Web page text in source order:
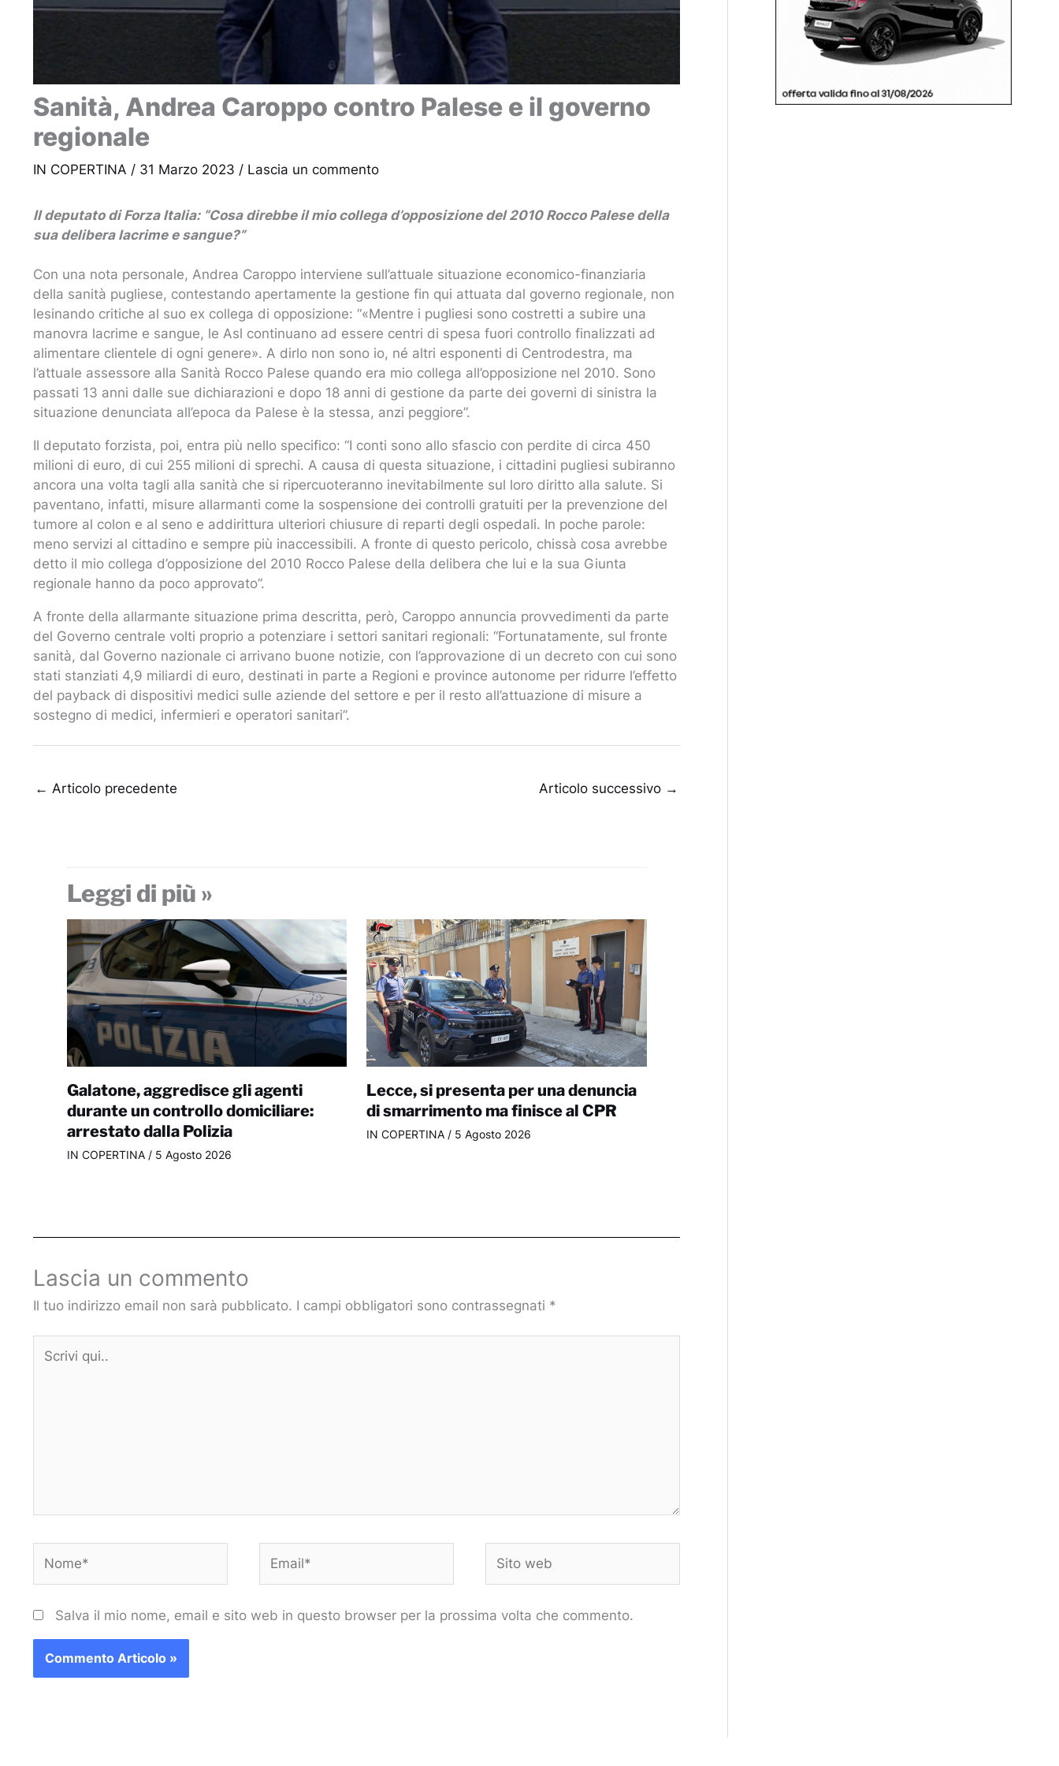
Sanità, Andrea Caroppo contro Palese e il governo
regionale
IN COPERTINA / 31 Marzo 2023 / Lascia un commento
Il deputato di Forza Italia: “Cosa direbbe il mio collega d’opposizione del 2010 Rocco Palese della
sua delibera lacrime e sangue?”
Con una nota personale, Andrea Caroppo interviene sull’attuale situazione economico-finanziaria
della sanità pugliese, contestando apertamente la gestione fin qui attuata dal governo regionale, non
lesinando critiche al suo ex collega di opposizione: “«Mentre i pugliesi sono costretti a subire una
manovra lacrime e sangue, le Asl continuano ad essere centri di spesa fuori controllo finalizzati ad
alimentare clientele di ogni genere». A dirlo non sono io, né altri esponenti di Centrodestra, ma
l’attuale assessore alla Sanità Rocco Palese quando era mio collega all’opposizione nel 2010. Sono
passati 13 anni dalle sue dichiarazioni e dopo 18 anni di gestione da parte dei governi di sinistra la
situazione denunciata all’epoca da Palese è la stessa, anzi peggiore”.
Il deputato forzista, poi, entra più nello specifico: “I conti sono allo sfascio con perdite di circa 450
milioni di euro, di cui 255 milioni di sprechi. A causa di questa situazione, i cittadini pugliesi subiranno
ancora una volta tagli alla sanità che si ripercuoteranno inevitabilmente sul loro diritto alla salute. Si
paventano, infatti, misure allarmanti come la sospensione dei controlli gratuiti per la prevenzione del
tumore al colon e al seno e addirittura ulteriori chiusure di reparti degli ospedali. In poche parole:
meno servizi al cittadino e sempre più inaccessibili. A fronte di questo pericolo, chissà cosa avrebbe
detto il mio collega d’opposizione del 2010 Rocco Palese della delibera che lui e la sua Giunta
regionale hanno da poco approvato”.
A fronte della allarmante situazione prima descritta, però, Caroppo annuncia provvedimenti da parte
del Governo centrale volti proprio a potenziare i settori sanitari regionali: “Fortunatamente, sul fronte
sanità, dal Governo nazionale ci arrivano buone notizie, con l’approvazione di un decreto con cui sono
stati stanziati 4,9 miliardi di euro, destinati in parte a Regioni e province autonome per ridurre l’effetto
del payback di dispositivi medici sulle aziende del settore e per il resto all’attuazione di misure a
sostegno di medici, infermieri e operatori sanitari”.
← Articolo precedente Articolo successivo →
Leggi di più »
Galatone, aggredisce gli agenti
durante un controllo domiciliare:
arrestato dalla Polizia
IN COPERTINA/ 5 Agosto 2026
Lecce, si presenta per una denuncia
di smarrimento ma finisce al CPR
IN COPERTINA / 5 Agosto 2026
Lascia un commento
Il tuo indirizzo email non sarà pubblicato. I campi obbligatori sono contrassegnati *
qui..
web
Salva il mio nome, email e sito web in questo browser per la prossima volta che commento.